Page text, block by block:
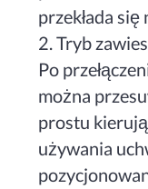
przekłada
2. Tryb
Po
można
prostu
używania